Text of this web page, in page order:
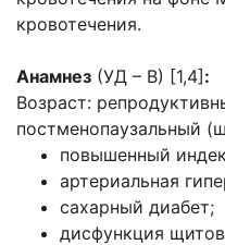
кровотечения.
Анамнез (УД – В) [1,4] :
Возраст:
постменопаузальный
повышенный
артериальная
сахарный диабет;
дисфункция